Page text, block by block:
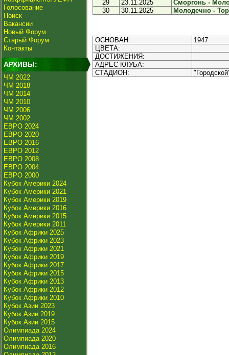
Голосование
Поиск
Вакансии
Новый Форум
Старый Форум
Контакты
АРХИВЫ:
ЧМ 2022
ЧМ 2018
ЧМ 2014
ЧМ 2010
ЧМ 2006
ЧМ 2002
ЕВРО 2024
ЕВРО 2020
ЕВРО 2016
ЕВРО 2012
ЕВРО 2008
ЕВРО 2004
ЕВРО 2000
Кубок Америки 2024
Кубок Америки 2021
Кубок Америки 2019
Кубок Америки 2016
Кубок Америки 2015
Кубок Америки 2011
Кубок Африки 2025
Кубок Африки 2023
Кубок Африки 2021
Кубок Африки 2019
Кубок Африки 2017
Кубок Африки 2015
Кубок Африки 2013
Кубок Африки 2012
Кубок Африки 2010
Кубок Азии 2023
Кубок Азии 2019
Кубок Азии 2015
Олимпиада 2024
Олимпиада 2020
Олимпиада 2016
29
23.11.2025
Сморгонь -
30
30.11.2025 Молодечно -
ОСНОВАН:
1947
ЦВЕТА:
ДОСТИЖЕНИЯ:
АДРЕС КЛУБА:
СТАДИОН: